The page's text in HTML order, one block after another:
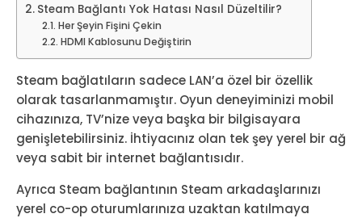
Steam Bağlantı Yok Hatası Nasıl Düzeltilir?
Her Şeyin Fişini Çekin
HDMI Kablosunu Değiştirin
Steam bağlatıların sadece LAN’a özel bir özellik
olarak tasarlanmamıştır. Oyun deneyiminizi mobil
cihazınıza, TV’nize veya başka bir bilgisayara
genişletebilirsiniz. İhtiyacınız olan tek şey yerel bir ağ
veya sabit bir internet bağlantısıdır.
Ayrıca Steam bağlantının Steam arkadaşlarınızı
yerel co-op oturumlarınıza uzaktan katılmaya